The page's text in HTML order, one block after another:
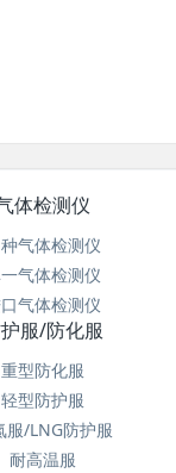
体检测仪
气体检测仪
气体检测仪
气体检测仪
服/防化服
重型防化服
轻型防护服
服/LNG防护服
耐高温服